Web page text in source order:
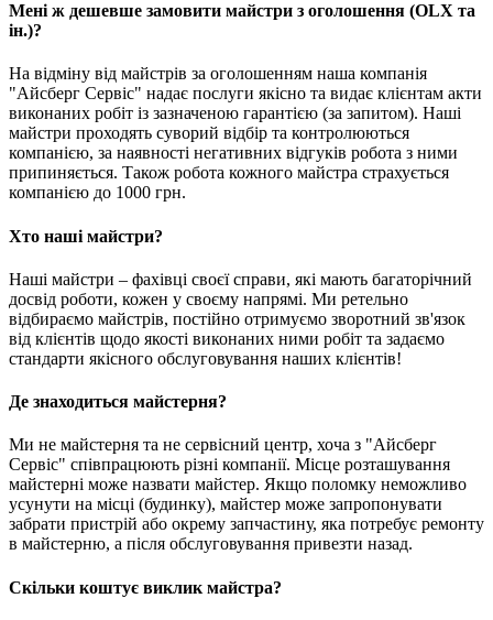
Мені ж дешевше замовити майстри з оголошення (OLX та
ін.)?
На відміну від майстрів за оголошенням наша компанія
"Айсберг Сервіс" надає послуги якісно та видає клієнтам акти
виконаних робіт із зазначеною гарантією (за запитом). Наші
майстри проходять суворий відбір та контролюються
компанією, за наявності негативних відгуків робота з ними
припиняється. Також робота кожного майстра страхується
компанією до 1000 грн.
Хто наші майстри?
Наші майстри – фахівці своєї справи, які мають багаторічний
досвід роботи, кожен у своєму напрямі. Ми ретельно
відбираємо майстрів, постійно отримуємо зворотний зв'язок
від клієнтів щодо якості виконаних ними робіт та задаємо
стандарти якісного обслуговування наших клієнтів!
Де знаходиться майстерня?
Ми не майстерня та не сервісний центр, хоча з "Айсберг
Сервіс" співпрацюють різні компанії. Місце розташування
майстерні може назвати майстер. Якщо поломку неможливо
усунути на місці (будинку), майстер може запропонувати
забрати пристрій або окрему запчастину, яка потребує ремонту
в майстерню, а після обслуговування привезти назад.
Скільки коштує виклик майстра?